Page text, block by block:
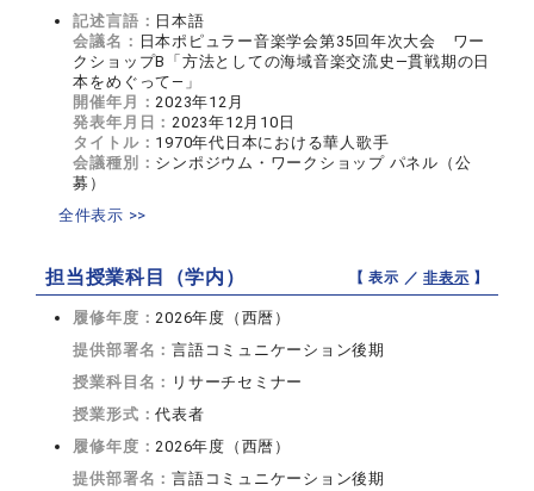
記述言語： 日本語
会議名： 日本ポピュラー音楽学会第35回年次大会 ワー
クショップB「方法としての海域音楽交流史―貫戦期の日
本をめぐって―」
開催年月：2023年12月
発表年月日：2023年12月10日
タイトル： 1970年代日本における華人歌手
会議種別： シンポジウム・ワークショップ パネル（公
募）
全件表示 >>
担当授業科目（学内） 【 表示 ／非表示 】
履修年度：2026年度（西暦）
提供部署名：言語コミュニケーション後期
授業科目名： リサーチセミナー
授業形式：代表者
履修年度：2026年度（西暦）
提供部署名：言語コミュニケーション後期